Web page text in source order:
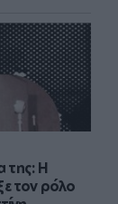
της: Η
τον ρόλο